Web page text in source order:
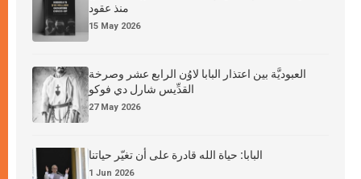
منذ عقود
15 May 2026
العبوديَّة بين اعتذار البابا لاوُن الرابع عشر وصرخة
القدِّيس شارل دي فوكو
27 May 2026
البابا: حياة الله قادرة على أن تغيّر حياتنا
1 Jun 2026